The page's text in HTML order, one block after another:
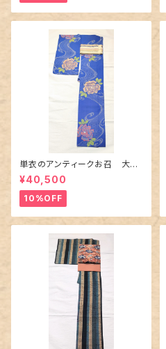
単衣のアンティークお召 大輪
の薔薇柄柄
¥40,500
10%OFF